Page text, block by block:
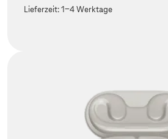
Lieferzeit:1-4 Werktage